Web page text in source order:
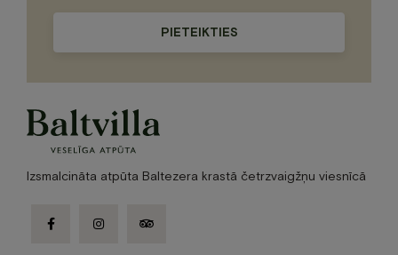
Izsmalcināta atpūta Baltezera krastā četrzvaigžņu viesnīcā
facebook-instagramtripadvisor